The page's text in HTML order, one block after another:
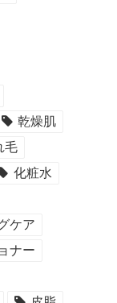
乾燥肌
毛
化粧水
ケア
ナー